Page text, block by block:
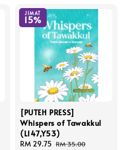
JIMAT
15%
[PUTEH PRESS]
Whispers of Tawakkul
(L147,Y53)
Sale
RM 29.75 Regular
RM 35.00